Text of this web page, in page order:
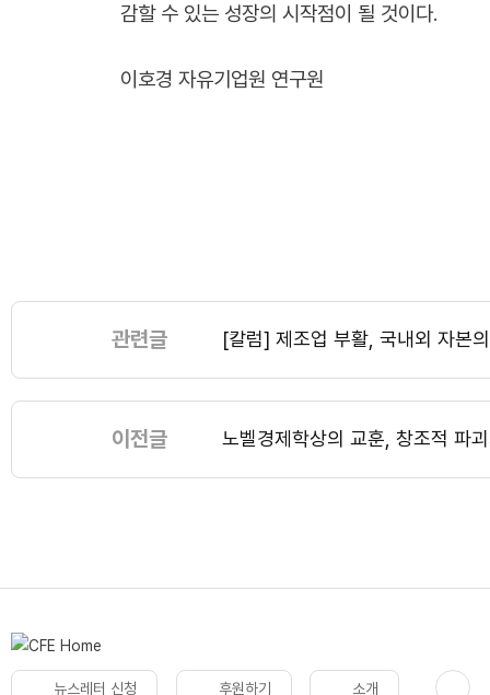
감할 수 있는 성장의 시작점이 될 것이다.
이호경 자유기업원 연구원
관련글 [칼럼] 제조업 부활, 국내외 자본
이전글 노벨경제학상의 교훈, 창조적 파
뉴스레터 신청 후원하기 소개